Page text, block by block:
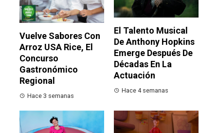
Vuelve Sabores Con
Arroz USA Rice, El
Concurso
Gastronómico
Regional
Hace 3 semanas
El Talento Musical
De Anthony Hopkins
Emerge Después De
Décadas En La
Actuación
Hace 4 semanas